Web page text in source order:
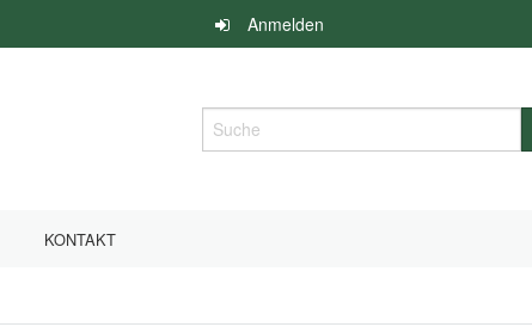
Anmelden
Suche
KONTAKT